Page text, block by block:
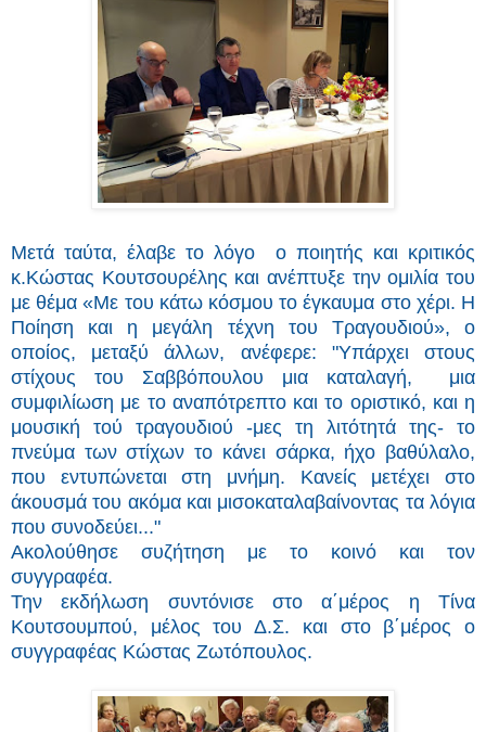
Μετά ταύτα, έλαβε το λόγο ο ποιητής και κριτικός
κ.Κώστας Κουτσουρέλης και ανέπτυξε την ομιλία του
με θέμα «Με του κάτω κόσμου το έγκαυμα στο χέρι. Η
Ποίηση και η μεγάλη τέχνη του Τραγουδιού», ο
οποίος, μεταξύ άλλων, ανέφερε: "Υπάρχει στους
στίχους του Σαββόπουλου μια καταλαγή, μια
συμφιλίωση με το αναπότρεπτο και το οριστικό, και η
μουσική τού τραγουδιού -μες τη λιτότητά της- το
πνεύμα των στίχων το κάνει σάρκα, ήχο βαθύλαλο,
που εντυπώνεται στη μνήμη. Κανείς μετέχει στο
άκουσμά του ακόμα και μισοκαταλαβαίνοντας τα λόγια
που συνοδεύει..."
Ακολούθησε συζήτηση με το κοινό και τον
συγγραφέα.
Την εκδήλωση συντόνισε στο α΄μέρος η Τίνα
Κουτσουμπού, μέλος του Δ.Σ. και στο β΄μέρος ο
συγγραφέας Κώστας Ζωτόπουλος.